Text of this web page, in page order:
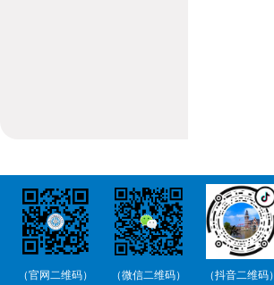
（官网二维码） （微信二维码） （抖音二维码）